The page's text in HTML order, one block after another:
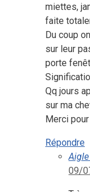
miettes,
faite
Du coup
sur leur
porte
Qq jours
sur ma
Merci
Répondre
09/